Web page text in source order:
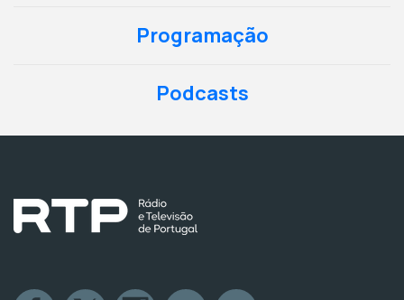
Programação
Podcasts